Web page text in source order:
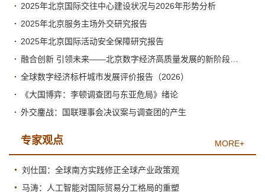
2025年北京国际交往中心建设状况与2026年形势分析
2025年北京服务主场外交研究报告
2025年北京国际活动安全保障研究报告
全球数字经济标杆城市发展评价报告（2026）
《大国博弈：李顿调查团与东亚危局》绪论
外交鏖战：国联理事会决议案与调查团的产生
专家观点 MORE+
刘仕国：全球南方实践修正全球产业政策观
马涛：人工智能对国际贸易分工格局的重塑